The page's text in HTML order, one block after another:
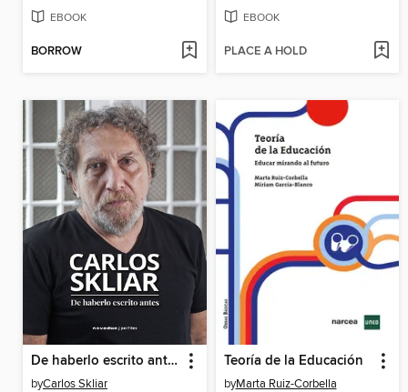
EBOOK
BORROW
EBOOK
PLACE A HOLD
De haberlo escrito antes
byCarlos Skliar
Teoría de la Educación
byMarta Ruiz-Corbella